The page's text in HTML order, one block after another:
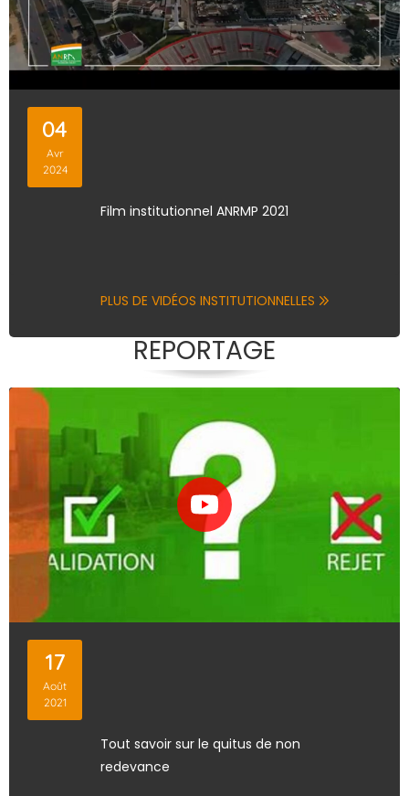
Film institutionnel ANRMP 2021
04
Avr
2024
PLUS DE VIDÉOS INSTITUTIONNELLES
REPORTAGE
Tout savoir sur le quitus de non
redevance
17
Août
2021